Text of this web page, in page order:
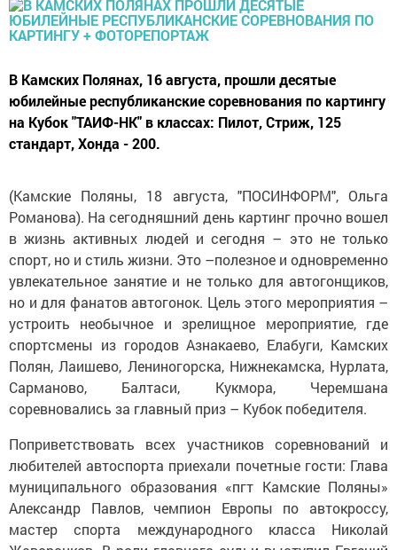
В Камских Полянах, 16 августа, прошли десятые
юбилейные республиканские соревнования по картингу
на Кубок "ТАИФ-НК" в классах: Пилот, Стриж, 125
стандарт, Хонда - 200.
(Камские Поляны, 18 августа, "ПОСИНФОРМ", Ольга
Романова). На сегодняшний день картинг прочно вошел
в жизнь активных людей и сегодня – это не только
спорт, но и стиль жизни. Это –полезное и одновременно
увлекательное занятие и не только для автогонщиков,
но и для фанатов автогонок. Цель этого мероприятия –
устроить необычное и зрелищное мероприятие, где
спортсмены из городов Азнакаево, Елабуги, Камских
Полян, Лаишево, Лениногорска, Нижнекамска, Нурлата,
Сарманово, Балтаси, Кукмора, Черемшана
соревновались за главный приз – Кубок победителя.
Поприветствовать всех участников соревнований и
любителей автоспорта приехали почетные гости: Глава
муниципального образования «пгт Камские Поляны»
Александр Павлов, чемпион Европы по автокроссу,
мастер спорта международного класса Николай